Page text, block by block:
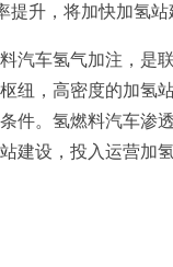
提升，将加快加氢站
汽车氢气加注，是
纽，高密度的加氢
件。氢燃料汽车渗
建设，投入运营加